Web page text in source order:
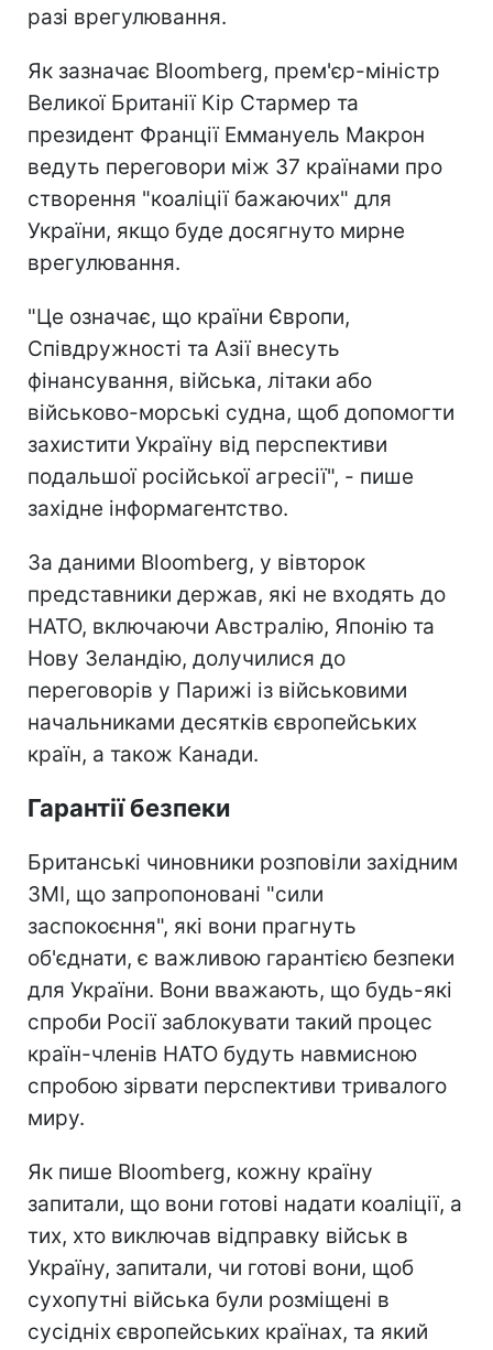
разі врегулювання.
Як зазначає Bloomberg, прем'єр-міністр
Великої Британії Кір Стармер та
президент Франції Еммануель Макрон
ведуть переговори між 37 країнами про
створення "коаліції бажаючих" для
України, якщо буде досягнуто мирне
врегулювання.
"Це означає, що країни Європи,
Співдружності та Азії внесуть
фінансування, війська, літаки або
військово-морські судна, щоб допомогти
захистити Україну від перспективи
подальшої російської агресії", - пише
західне інформагентство.
За даними Bloomberg, у вівторок
представники держав, які не входять до
НАТО, включаючи Австралію, Японію та
Нову Зеландію, долучилися до
переговорів у Парижі із військовими
начальниками десятків європейських
країн, а також Канади.
Гарантії безпеки
Британські чиновники розповіли західним
ЗМІ, що запропоновані "сили
заспокоєння", які вони прагнуть
об'єднати, є важливою гарантією безпеки
для України. Вони вважають, що будь-які
спроби Росії заблокувати такий процес
країн-членів НАТО будуть навмисною
спробою зірвати перспективи тривалого
миру.
Як пише Bloomberg, кожну країну
запитали, що вони готові надати коаліції, а
тих, хто виключав відправку військ в
Україну, запитали, чи готові вони, щоб
сухопутні війська були розміщені в
сусідніх європейських країнах, та який